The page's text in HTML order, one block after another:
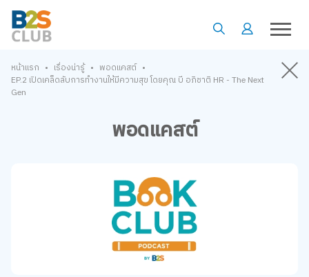
หน้าแรก • เรื่องน่ารู้ • พอดแคสต์ •
EP.2 เปิดเคล็ดลับการทำงานให้มีความสุข โดยคุณ บี อภิชาติ HR - The Next
Gen
พอดแคสต์